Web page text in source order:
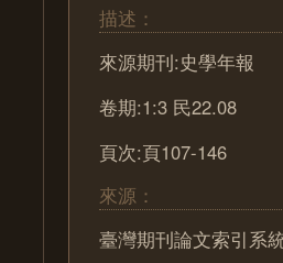
描述：
來源期刊:史學年報
卷期:1:3 民22.08
頁次:頁107-146
來源：
臺灣期刊論文索引系